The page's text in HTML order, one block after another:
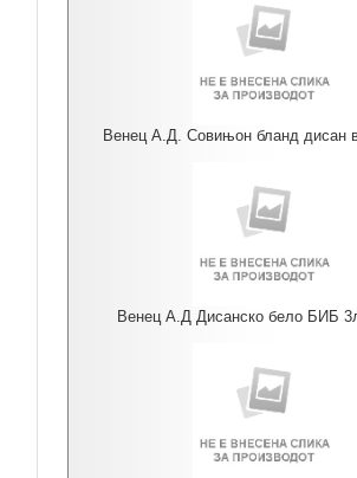
Венец А.Д. Совињон бланд дисан
Венец А.Д Дисанско бело БИБ